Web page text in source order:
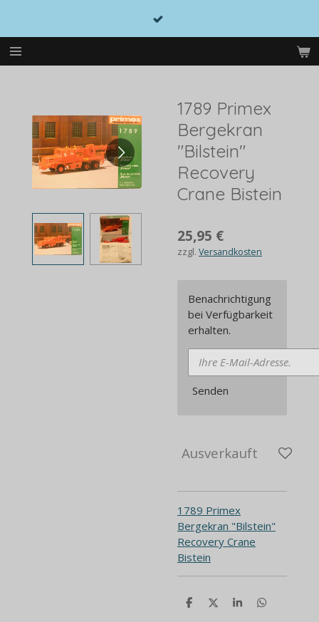
springen
1789 Primex
Bergekran
"Bilstein"
Recovery
Crane Bistein
25,95 €
zzgl. Versandkosten
Benachrichtigung
bei Verfügbarkeit
erhalten.
Senden
Ausverkauft
1789 Primex
Bergekran "Bilstein"
Recovery Crane
Bistein
T
T
T
T